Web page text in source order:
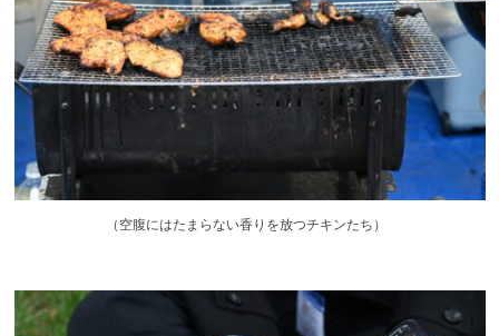
（ 空腹にはたまらない香りを放つチキンたち）